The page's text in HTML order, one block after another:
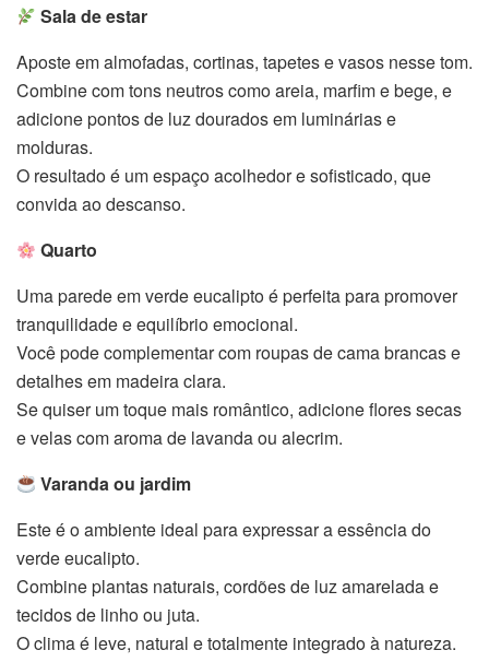
Sala de estar
Aposte em almofadas, cortinas, tapetes e vasos nesse tom.
Combine com tons neutros como areia, marfim e bege, e
adicione pontos de luz dourados em luminárias e
molduras.
O resultado é um espaço acolhedor e sofisticado, que
convida ao descanso.
Quarto
Uma parede em verde eucalipto é perfeita para promover
tranquilidade e equilíbrio emocional.
Você pode complementar com roupas de cama brancas e
detalhes em madeira clara.
Se quiser um toque mais romântico, adicione flores secas
e velas com aroma de lavanda ou alecrim.
Varanda ou jardim
Este é o ambiente ideal para expressar a essência do
verde eucalipto.
Combine plantas naturais, cordões de luz amarelada e
tecidos de linho ou juta.
O clima é leve, natural e totalmente integrado à natureza.